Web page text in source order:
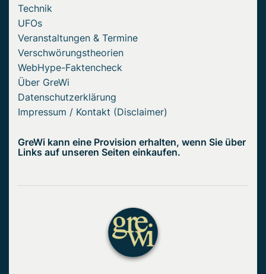
Technik
UFOs
Veranstaltungen & Termine
Verschwörungstheorien
WebHype-Faktencheck
Über GreWi
Datenschutzerklärung
Impressum / Kontakt (Disclaimer)
GreWi kann eine Provision erhalten, wenn Sie über
Links auf unseren Seiten einkaufen.